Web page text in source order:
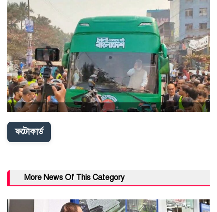
ফটোকার্ড
More News Of This Category